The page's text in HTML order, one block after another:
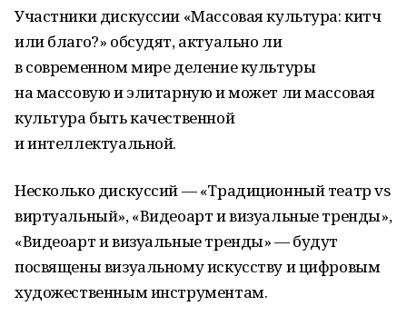
Участники дискуссии «Массовая культура: китч
или благо?» обсудят, актуально ли
в современном мире деление культуры
на массовую и элитарную и может ли массовая
культура быть качественной
и интеллектуальной.
Несколько дискуссий — «Традиционный театр vs
виртуальный», «Видеоарт и визуальные тренды»,
«Видеоарт и визуальные тренды» — будут
посвящены визуальному искусству и цифровым
художественным инструментам.